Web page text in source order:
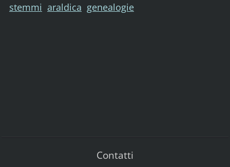
stemmi araldica genealogie
Contatti